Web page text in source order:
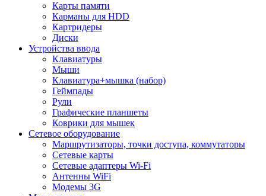
Карты памяти
Карманы для HDD
Картридеры
Диски
Устройства ввода
Клавиатуры
Мыши
Клавиатура+мышка (набор)
Геймпады
Рули
Графические планшеты
Коврики для мышек
Сетевое оборудование
Маршрутизаторы, точки доступа, коммутаторы
Сетевые карты
Сетевые адаптеры Wi-Fi
Антенны WiFi
Модемы 3G